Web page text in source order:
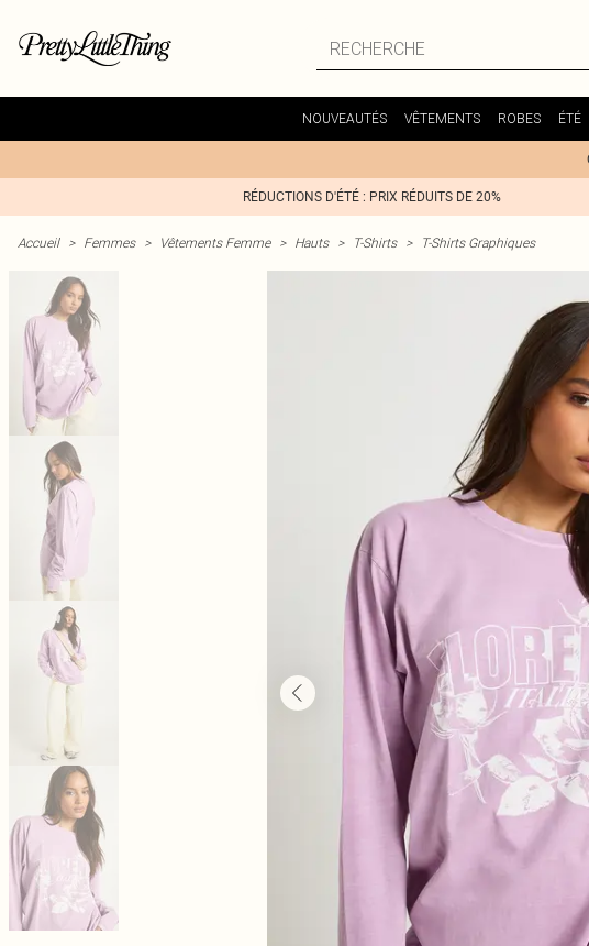
NOUVEAUTÉS VÊTEMENTS ROBES ÉTÉ
RÉDUCTIONS D'ÉTÉ : PRIX RÉDUITS DE 20%
Accueil > Femmes > Vêtements Femme > Hauts > T-Shirts > T-Shirts Graphiques